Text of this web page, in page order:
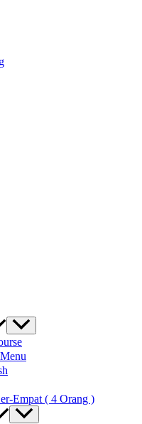
Empat ( 4 Orang )